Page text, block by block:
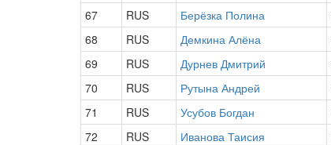
67
RUS Берёзка Полина
68
RUS Демкина Алёна
69
RUS Дурнев Дмитрий
70
RUS Рутына Андрей
71
RUS Усубов Богдан
72
RUS Иванова Таисия